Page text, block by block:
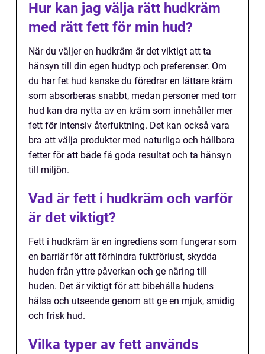
Hur kan jag välja rätt hudkräm
med rätt fett för min hud?
När du väljer en hudkräm är det viktigt att ta
hänsyn till din egen hudtyp och preferenser. Om
du har fet hud kanske du föredrar en lättare kräm
som absorberas snabbt, medan personer med torr
hud kan dra nytta av en kräm som innehåller mer
fett för intensiv återfuktning. Det kan också vara
bra att välja produkter med naturliga och hållbara
fetter för att både få goda resultat och ta hänsyn
till miljön.
Vad är fett i hudkräm och varför
är det viktigt?
Fett i hudkräm är en ingrediens som fungerar som
en barriär för att förhindra fuktförlust, skydda
huden från yttre påverkan och ge näring till
huden. Det är viktigt för att bibehålla hudens
hälsa och utseende genom att ge en mjuk, smidig
och frisk hud.
Vilka typer av fett används